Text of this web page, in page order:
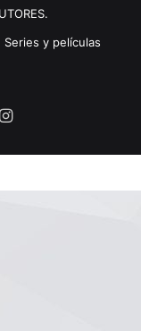
Series y películas
Instagram